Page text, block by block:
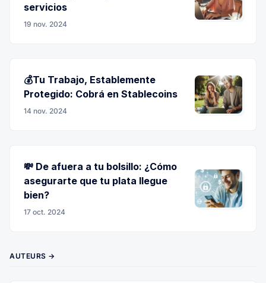
servicios
19 nov. 2024
💰Tu Trabajo, Establemente
Protegido: Cobrá en Stablecoins
14 nov. 2024
💸 De afuera a tu bolsillo: ¿Cómo
asegurarte que tu plata llegue
bien?
17 oct. 2024
AUTEURS →